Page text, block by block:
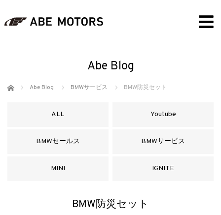
Abe Blog
ホーム Abe Blog BMWサービス BMW防災セット
ALL Youtube
BMWセールス BMWサービス
MINI IGNITE
BMW防災セット